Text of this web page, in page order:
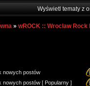
Wyświetl tematy z
» wROCK :: Wroclaw Rock
nowych postów
nowych postów [ Popularny ]